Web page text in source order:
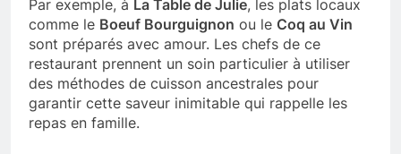
Par exemple, à La Table de Julie, les plats locaux
comme le Boeuf Bourguignon ou le Coq au Vin
sont préparés avec amour. Les chefs de ce
restaurant prennent un soin particulier à utiliser
des méthodes de cuisson ancestrales pour
garantir cette saveur inimitable qui rappelle les
repas en famille.